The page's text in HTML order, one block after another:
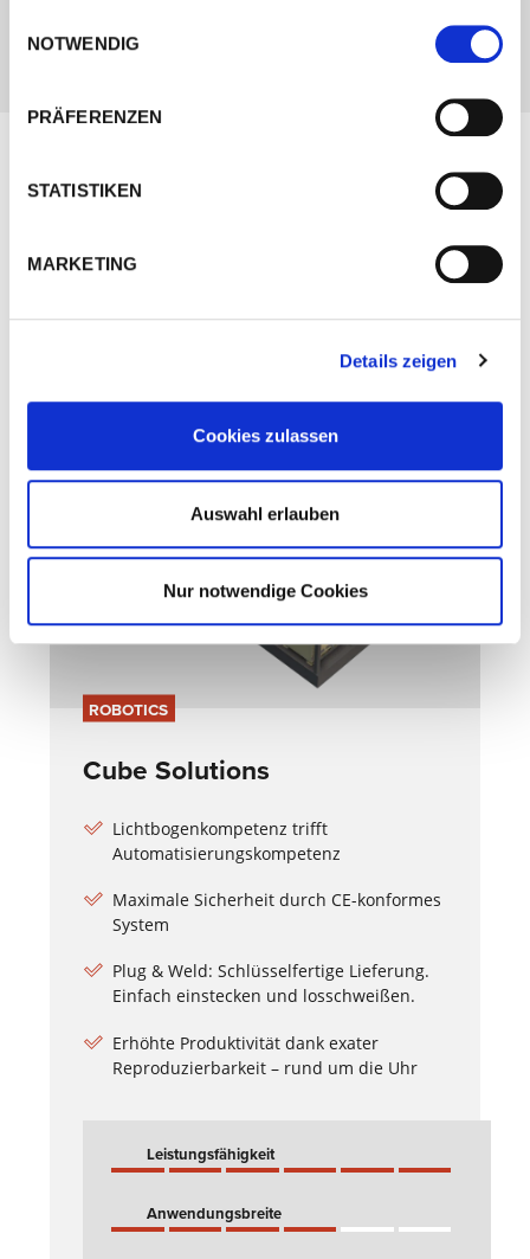
NOTWENDIG
PRÄFERENZEN
STATISTIKEN
MARKETING
Details zeigen
Cookies zulassen
Auswahl erlauben
Nur notwendige Cookies
Unsere Lösungen im Bereich
ROBOTICS
Cube Solutions
Lichtbogenkompetenz trifft
Automatisierungskompetenz
Maximale Sicherheit durch CE-konformes
System
Plug & Weld: Schlüsselfertige Lieferung.
Einfach einstecken und losschweißen.
Erhöhte Produktivität dank exater
Reproduzierbarkeit – rund um die Uhr
Leistungsfähigkeit
Anwendungsbreite